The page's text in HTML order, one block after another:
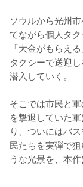
ソウルから光州
てながら個人タ
「大金がもらえ
タクシーで送迎
潜入していく。
そこでは市民と
を撃退していた
り、ついにはバ
民たちを実弾で